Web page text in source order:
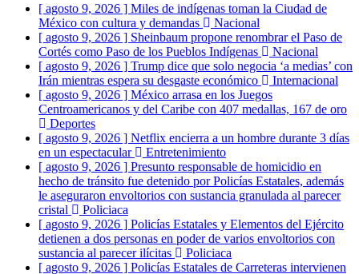
[ agosto 9, 2026 ] Miles de indígenas toman la Ciudad de
México con cultura y demandas
Nacional
[ agosto 9, 2026 ] Sheinbaum propone renombrar el Paso de
Cortés como Paso de los Pueblos Indígenas
Nacional
[ agosto 9, 2026 ] Trump dice que solo negocia ‘a medias’ con
Irán mientras espera su desgaste económico
Internacional
[ agosto 9, 2026 ] México arrasa en los Juegos
Centroamericanos y del Caribe con 407 medallas, 167 de oro
Deportes
[ agosto 9, 2026 ] Netflix encierra a un hombre durante 3 días
en un espectacular
Entretenimiento
[ agosto 9, 2026 ] Presunto responsable de homicidio en
hecho de tránsito fue detenido por Policías Estatales, además
le aseguraron envoltorios con sustancia granulada al parecer
cristal
Policiaca
[ agosto 9, 2026 ] Policías Estatales y Elementos del Ejército
detienen a dos personas en poder de varios envoltorios con
sustancia al parecer ilícitas
Policiaca
[ agosto 9, 2026 ] Policías Estatales de Carreteras intervienen